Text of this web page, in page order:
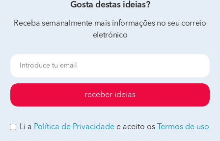
Gosta destas ideias?
Receba semanalmente mais informações no seu correio
eletrónico
receber ideias
Li a Política de Privacidade e aceito os Termos de uso